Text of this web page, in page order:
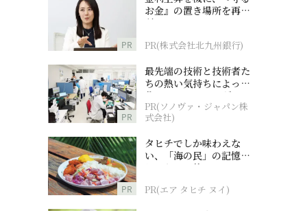
PR
お金』の置き場所を再検
討
PR(株式会社北九州銀行)
PR
最先端の技術と技術者た
ちの熱い気持ちによって
作られているオーダーメ
イド補聴器
PR(ソノヴァ・ジャパン株
式会社)
PR
タヒチでしか味わえな
い、「海の民」の記憶へ
とつながる旅
PR(エア タヒチ ヌイ)